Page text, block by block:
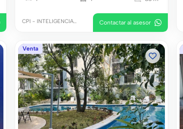
CPI - INTELIGENCIA
INMOBILIARIA
Contactar al asesor
Venta